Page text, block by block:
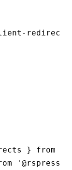
redirects
} from
'@rspress/